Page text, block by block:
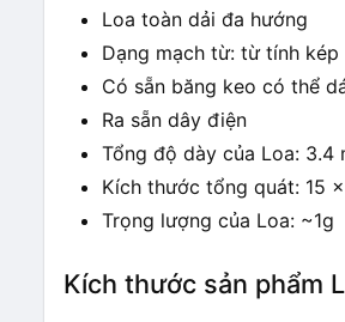
Loa toàn dải đa hướng
Dạng mạch từ: từ tính kép
Có sẵn băng keo có thể
Ra sẵn dây điện
Tổng độ dày của Loa: 3.4
Kích thước tổng quát: 15
Trọng lượng của Loa: ~1g
Kích thước sản phẩm